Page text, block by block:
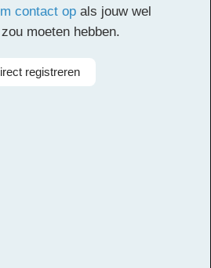
contact opals jouw wel
moeten hebben.
registreren
Alle rechten voorbehouden
Dirk Kokx